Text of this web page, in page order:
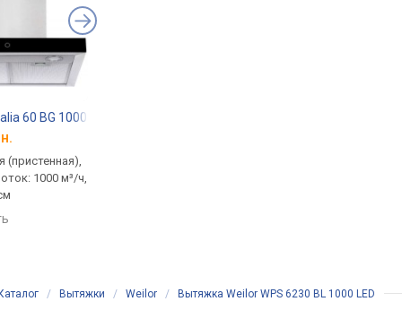
60 BG 1000 TC
(пристенная),
1000 м³/ч,
/ Вытяжки / Weilor / Вытяжка Weilor WPS 6230 BL 1000 LED